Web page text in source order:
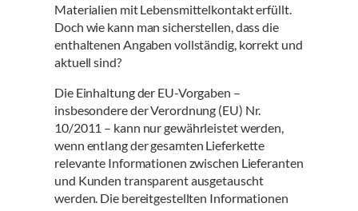
Materialien mit Lebensmittelkontakt erfüllt.
Doch wie kann man sicherstellen, dass die
enthaltenen Angaben vollständig, korrekt und
aktuell sind?
Die Einhaltung der EU-Vorgaben –
insbesondere der Verordnung (EU) Nr.
10/2011 – kann nur gewährleistet werden,
wenn entlang der gesamten Lieferkette
relevante Informationen zwischen Lieferanten
und Kunden transparent ausgetauscht
werden. Die bereitgestellten Informationen